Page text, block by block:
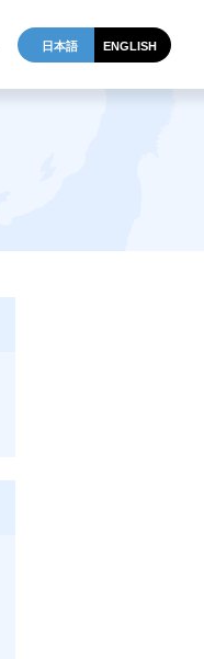
日本語 ENGLISH